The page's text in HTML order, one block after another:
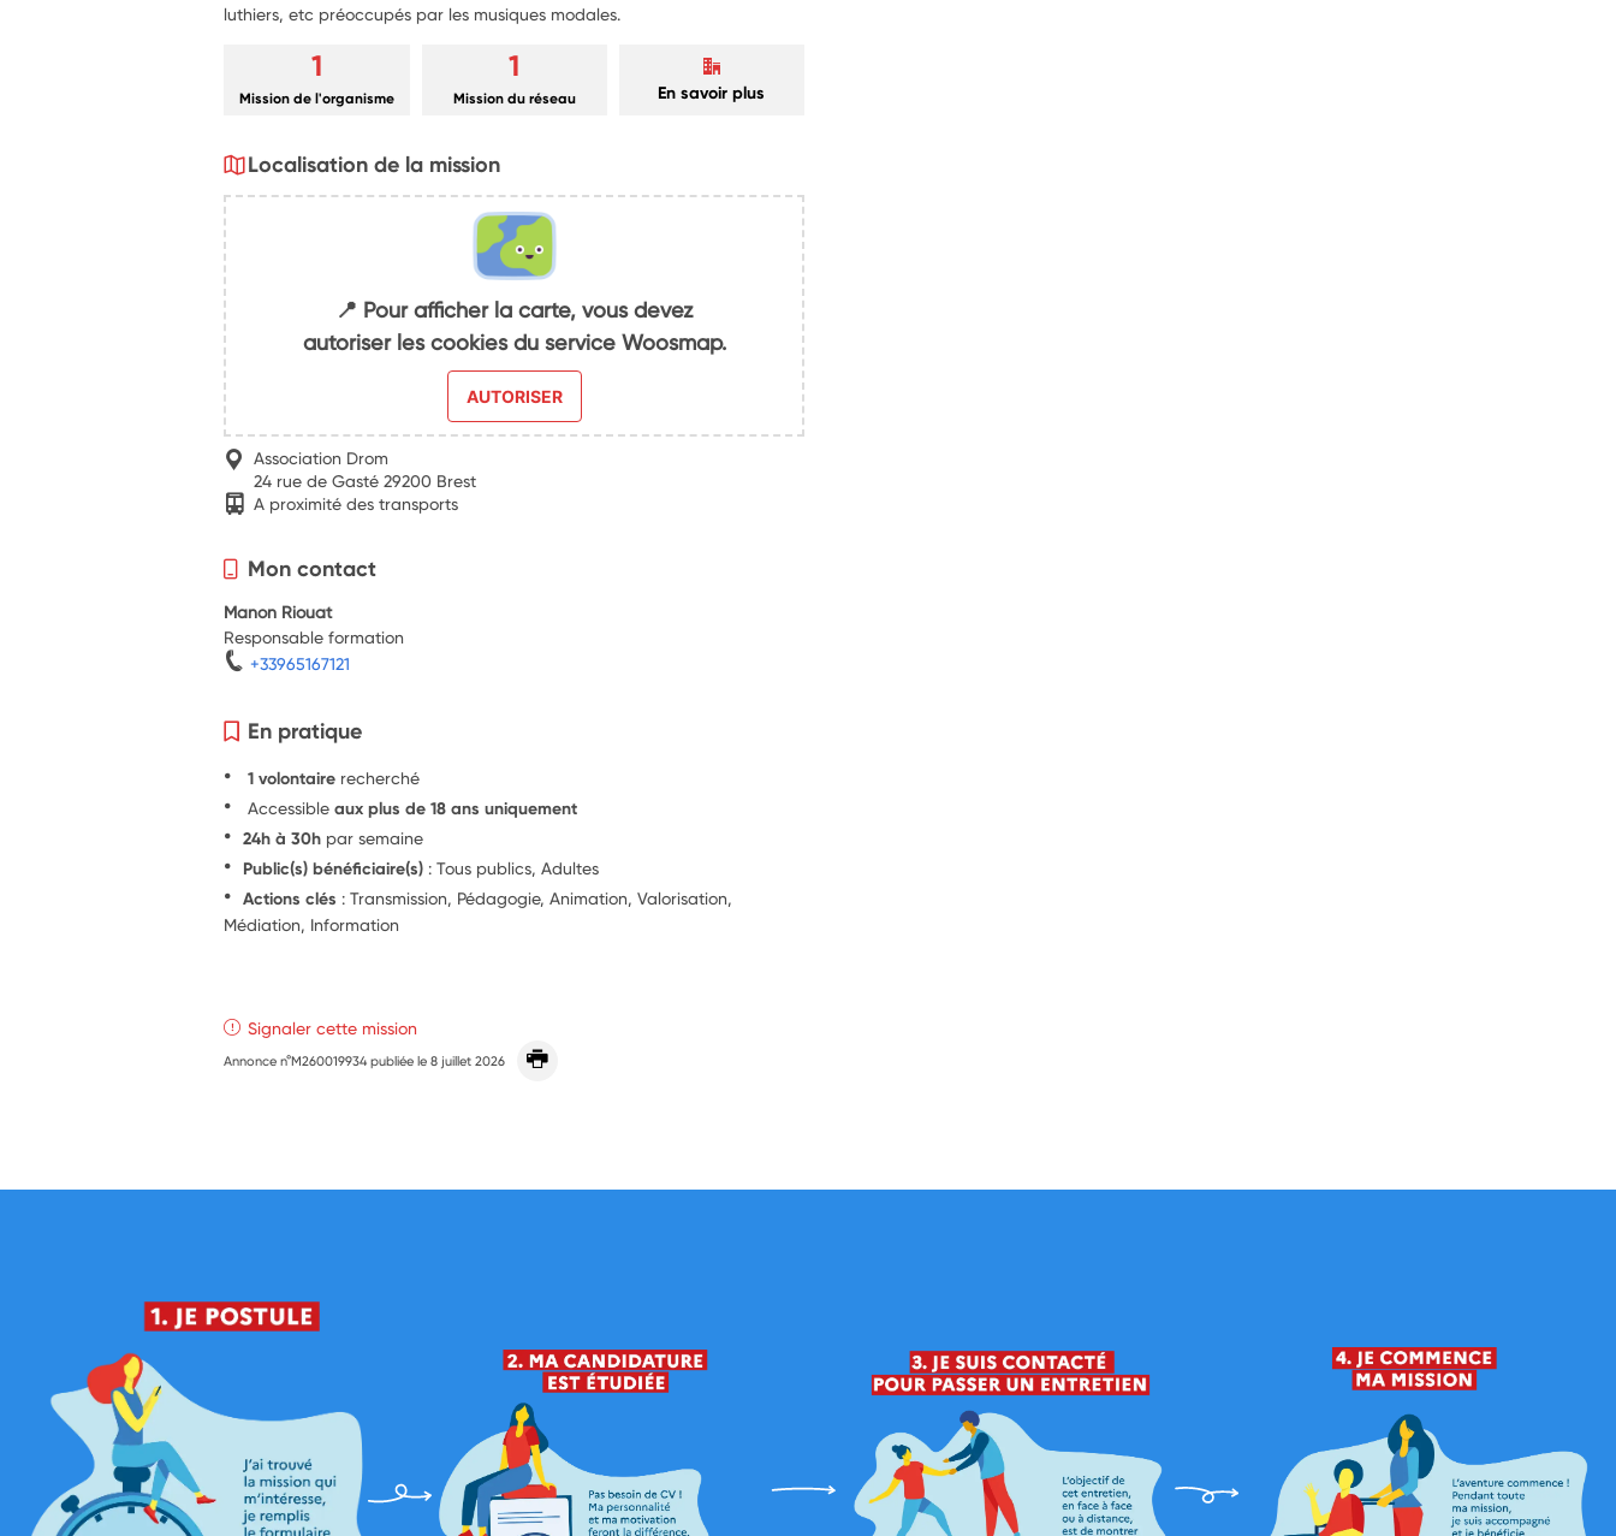
luthiers, etc préoccupés par les musiques modales.
1
Mission de l'organisme
1
Mission du réseau En savoir plus
Localisation de la mission
📍 Pour afficher la carte, vous devez
autoriser les cookies du service Woosmap.
AUTORISER
Association Drom
24 rue de Gasté 29200 Brest
A proximité des transports
Mon contact
Manon Riouat
Responsable formation
+33965167121
En pratique
1 volontaire recherché
Accessibleaux plus de 18 ans uniquement
24h à 30h par semaine
Public(s) bénéficiaire(s) : Tous publics, Adultes
Actions clés : Transmission, Pédagogie, Animation, Valorisation,
Médiation, Information
Signaler cette mission
Annonce n°M260019934 publiée le8 juillet 2026